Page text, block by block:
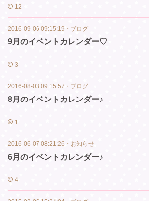
12
2016-09-06 09:15:19 ・ ブログ
9月のイベントカレンダー♡
3
2016-08-03 09:15:57 ・ ブログ
8月のイベントカレンダー♪
1
2016-06-07 08:21:26 ・ お知らせ
6月のイベントカレンダー♪
4